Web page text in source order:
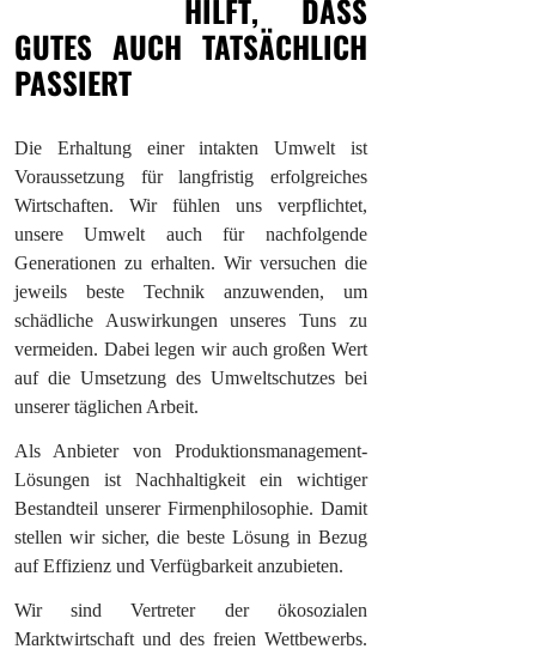
HILFT, DASS
GUTES AUCH TATSÄCHLICH
PASSIERT
Die Erhaltung einer intakten Umwelt ist
Voraussetzung für langfristig erfolgreiches
Wirtschaften. Wir fühlen uns verpflichtet,
unsere Umwelt auch für nachfolgende
Generationen zu erhalten. Wir versuchen die
jeweils beste Technik anzuwenden, um
schädliche Auswirkungen unseres Tuns zu
vermeiden. Dabei legen wir auch großen Wert
auf die Umsetzung des Umweltschutzes bei
unserer täglichen Arbeit.
Als Anbieter von Produktionsmanagement-
Lösungen ist Nachhaltigkeit ein wichtiger
Bestandteil unserer Firmenphilosophie. Damit
stellen wir sicher, die beste Lösung in Bezug
auf Effizienz und Verfügbarkeit anzubieten.
Wir sind Vertreter der ökosozialen
Marktwirtschaft und des freien Wettbewerbs.